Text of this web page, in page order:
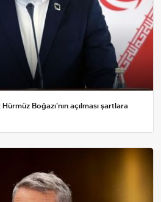
Boğazı'nın açılması şartlara